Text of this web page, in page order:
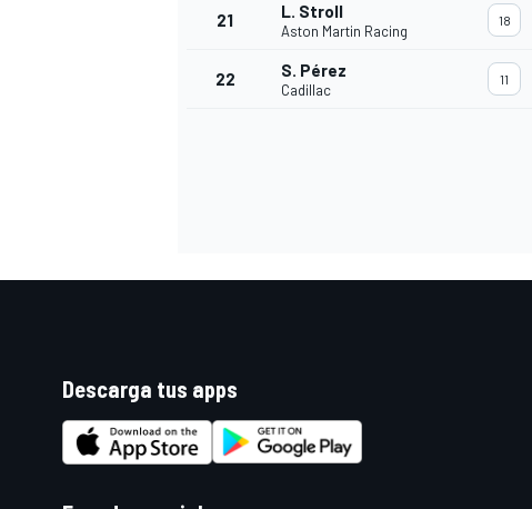
21 L. Stroll
Aston Martin Racing
18
22 S. Pérez
Cadillac
11
Descarga tus apps